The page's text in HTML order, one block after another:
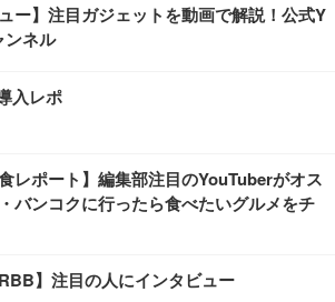
ー】注目ガジェットを動画で解説！公式Y
ンネル
入レポ
レポート】編集部注目のYouTuberがオス
バンコクに行ったら食べたいグルメをチ
】注目の人にインタビュー